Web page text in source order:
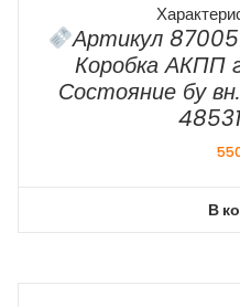
Артикул
Коробка АКПП
Состояние бу
В